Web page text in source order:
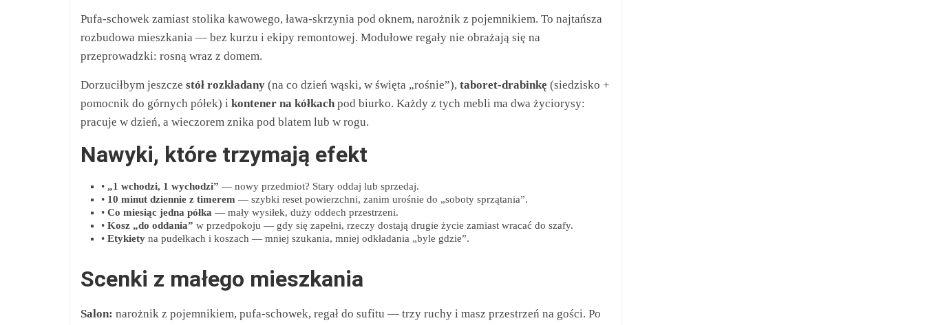
Pufa‑schowek zamiast stolika kawowego, ława‑skrzynia pod oknem, narożnik z pojemnikiem. To najtańsza
rozbudowa mieszkania — bez kurzu i ekipy remontowej. Modułowe regały nie obrażają się na
przeprowadzki: rosną wraz z domem.
Dorzuciłbym jeszcze stół rozkładany (na co dzień wąski, w święta „rośnie”), taboret‑drabinkę (siedzisko +
pomocnik do górnych półek) i kontener na kółkach pod biurko. Każdy z tych mebli ma dwa życiorysy:
pracuje w dzień, a wieczorem znika pod blatem lub w rogu.
Nawyki, które trzymają efekt
• „1 wchodzi, 1 wychodzi” — nowy przedmiot? Stary oddaj lub sprzedaj.
• 10 minut dziennie z timerem — szybki reset powierzchni, zanim urośnie do „soboty sprzątania”.
• Co miesiąc jedna półka — mały wysiłek, duży oddech przestrzeni.
• Kosz „do oddania” w przedpokoju — gdy się zapełni, rzeczy dostają drugie życie zamiast wracać do szafy.
• Etykiety na pudełkach i koszach — mniej szukania, mniej odkładania „byle gdzie”.
Scenki z małego mieszkania
Salon: narożnik z pojemnikiem, pufa‑schowek, regał do sufitu — trzy ruchy i masz przestrzeń na gości. Po